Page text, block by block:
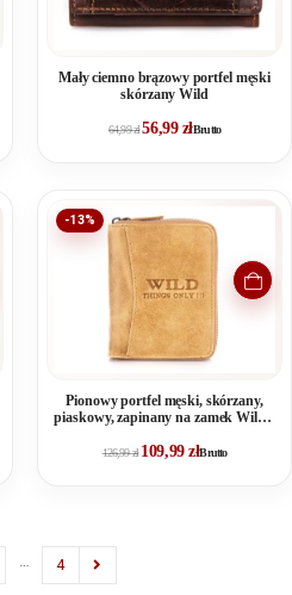
Mały ciemno brązowy portfel męski
skórzany Wild
64,99zł56,99 złBrutto
-13%
Pionowy portfel męski, skórzany,
piaskowy, zapinany na zamek Wild's
126,99zł 109,99złBrutto
… 4